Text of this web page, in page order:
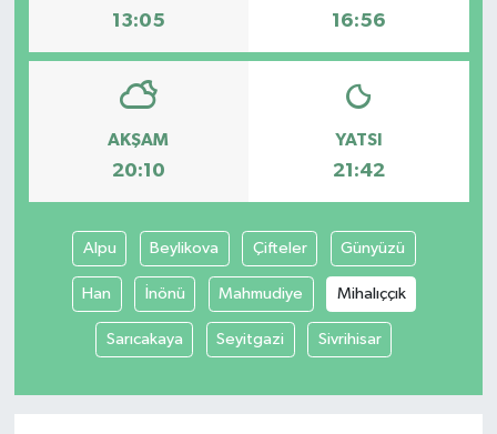
13:05 16:56
AKŞAM
20:10
YATSI
21:42
Alpu Beylikova Çifteler Günyüzü
Han İnönü Mahmudiye Mihalıççık
Sarıcakaya Seyitgazi Sivrihisar